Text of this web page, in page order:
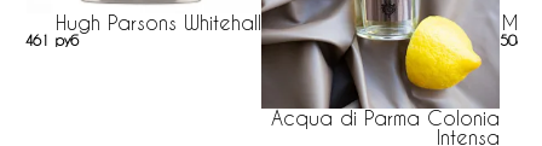
Hugh Parsons Whitehall
461 руб
Acqua di Parma Colonia
Intensa
M.
508